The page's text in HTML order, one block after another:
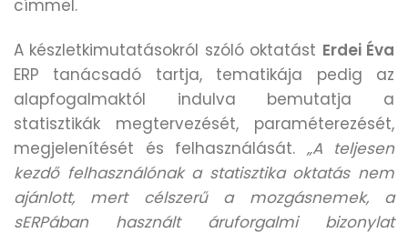
címmel.
A készletkimutatásokról szóló oktatást Erdei Éva
ERP tanácsadó tartja, tematikája pedig az
alapfogalmaktól indulva bemutatja a
statisztikák megtervezését, paraméterezését,
megjelenítését és felhasználását. „A teljesen
kezdő felhasználónak a statisztika oktatás nem
ajánlott, mert célszerű a mozgásnemek, a
sERPában használt áruforgalmi bizonylat